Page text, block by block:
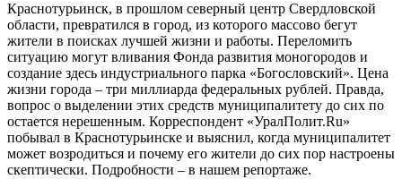
Краснотурьинск, в прошлом северный центр Свердловской
области, превратился в город, из которого массово бегут
жители в поисках лучшей жизни и работы. Переломить
ситуацию могут вливания Фонда развития моногородов и
создание здесь индустриального парка «Богословский». Цена
жизни города – три миллиарда федеральных рублей. Правда,
вопрос о выделении этих средств муниципалитету до сих по
остается нерешенным. Корреспондент «УралПолит.Ru»
побывал в Краснотурьинске и выяснил, когда муниципалитет
может возродиться и почему его жители до сих пор настроены
скептически. Подробности – в нашем репортаже.